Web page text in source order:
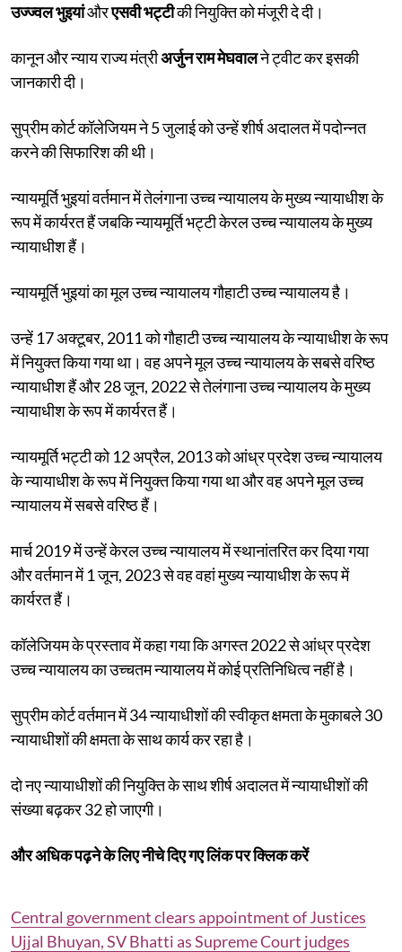
उज्ज्वल भुइयांऔरएसवी भट्टीकी नियुक्ति को मंजूरी दे दी।
कानून और न्याय राज्य मंत्रीअर्जुन राम मेघवालने ट्वीट कर इसकी
जानकारी दी।
सुप्रीम कोर्ट कॉलेजियम ने 5 जुलाई को उन्हें शीर्ष अदालत में पदोन्नत
करने की सिफारिश की थी।
न्यायमूर्ति भुइयां वर्तमान में तेलंगाना उच्च न्यायालय के मुख्य न्यायाधीश के
रूप में कार्यरत हैं जबकि न्यायमूर्ति भट्टी केरल उच्च न्यायालय के मुख्य
न्यायाधीश हैं।
न्यायमूर्ति भुइयां का मूल उच्च न्यायालय गौहाटी उच्च न्यायालय है।
उन्हें 17 अक्टूबर, 2011 को गौहाटी उच्च न्यायालय के न्यायाधीश के रूप
में नियुक्त किया गया था। वह अपने मूल उच्च न्यायालय के सबसे वरिष्ठ
न्यायाधीश हैं और 28 जून, 2022 से तेलंगाना उच्च न्यायालय के मुख्य
न्यायाधीश के रूप में कार्यरत हैं।
न्यायमूर्ति भट्टी को 12 अप्रैल, 2013 को आंध्र प्रदेश उच्च न्यायालय
के न्यायाधीश के रूप में नियुक्त किया गया था और वह अपने मूल उच्च
न्यायालय में सबसे वरिष्ठ हैं।
मार्च 2019 में उन्हें केरल उच्च न्यायालय में स्थानांतरित कर दिया गया
और वर्तमान में 1 जून, 2023 से वह वहां मुख्य न्यायाधीश के रूप में
कार्यरत हैं।
कॉलेजियम के प्रस्ताव में कहा गया कि अगस्त 2022 से आंध्र प्रदेश
उच्च न्यायालय का उच्चतम न्यायालय में कोई प्रतिनिधित्व नहीं है।
सुप्रीम कोर्ट वर्तमान में 34 न्यायाधीशों की स्वीकृत क्षमता के मुकाबले 30
न्यायाधीशों की क्षमता के साथ कार्य कर रहा है।
दो नए न्यायाधीशों की नियुक्ति के साथ शीर्ष अदालत में न्यायाधीशों की
संख्या बढ़कर 32 हो जाएगी।
और अधिक पढ़ने के लिए नीचे दिए गए लिंक पर क्लिक करें
Central government clears appointment of Justices
Ujjal Bhuyan, SV Bhatti as Supreme Court judges